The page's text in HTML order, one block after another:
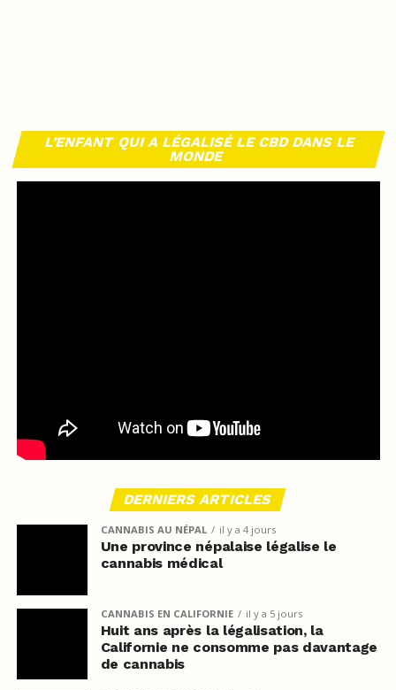
L’ENFANT QUI A LÉGALISÉ LE CBD DANS LE
MONDE
DERNIERS ARTICLES
CANNABIS AU NÉPAL il y a 4 jours
Une province népalaise légalise le
cannabis médical
CANNABIS EN CALIFORNIE il y a 5 jours
Huit ans après la légalisation, la
Californie ne consomme pas davantage
de cannabis